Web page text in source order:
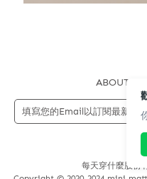
ABOUT US
每天穿什麼股份